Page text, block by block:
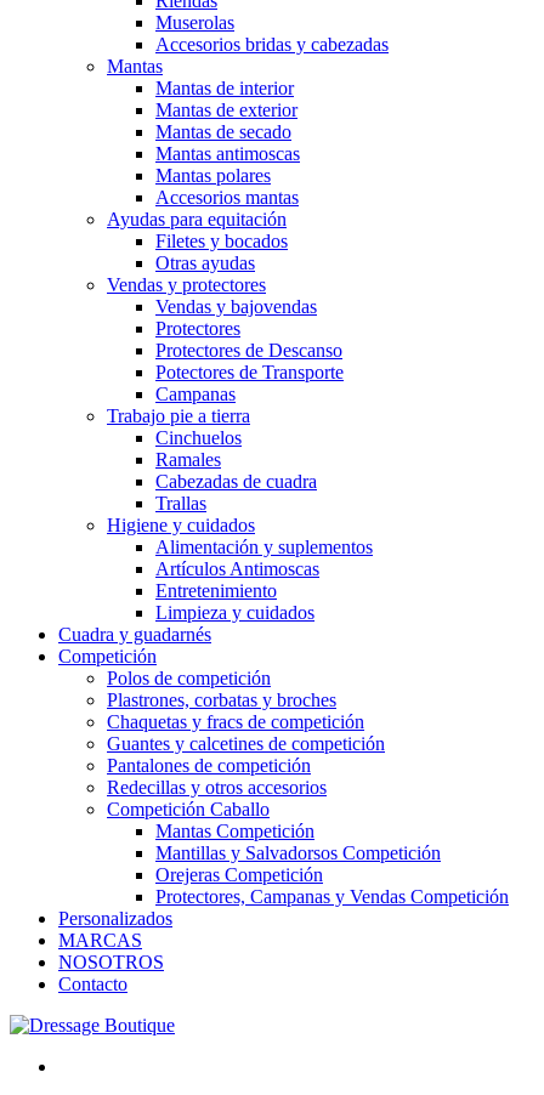
Muserolas
Accesorios bridas y cabezadas
Mantas
Mantas de interior
Mantas de exterior
Mantas de secado
Mantas antimoscas
Mantas polares
Accesorios mantas
Ayudas para equitación
Filetes y bocados
Otras ayudas
Vendas y protectores
Vendas y bajovendas
Protectores
Protectores de Descanso
Potectores de Transporte
Campanas
Trabajo pie a tierra
Cinchuelos
Ramales
Cabezadas de cuadra
Trallas
Higiene y cuidados
Alimentación y suplementos
Artículos Antimoscas
Entretenimiento
Limpieza y cuidados
Cuadra y guadarnés
Competición
Polos de competición
Plastrones, corbatas y broches
Chaquetas y fracs de competición
Guantes y calcetines de competición
Pantalones de competición
Redecillas y otros accesorios
Competición Caballo
Mantas Competición
Mantillas y Salvadorsos Competición
Orejeras Competición
Protectores, Campanas y Vendas Competición
Personalizados
MARCAS
NOSOTROS
Contacto